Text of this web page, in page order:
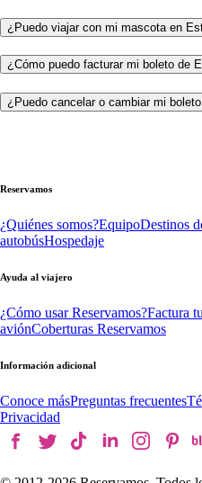
¿Puedo viajar con mi mascota en
¿Cómo puedo facturar mi boleto de
¿Puedo cancelar o cambiar mi
Reservamos
¿Quiénes somos?EquipoDestinos
autobúsHospedaje
Ayuda al viajero
¿Cómo usar Reservamos?Factura
aviónCoberturas Reservamos
Información adicional
Conoce másPreguntas frecuentes
Privacidad